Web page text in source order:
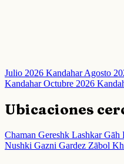
Julio 2026 KandaharAgosto
KandaharOctubre 2026
Ubicaciones
Chaman Gereshk Lashkar Gāh
Nushki Gazni Gardez Zābol